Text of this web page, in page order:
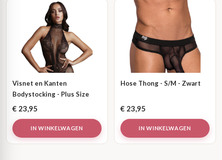
Visnet en Kanten
Bodystocking - Plus Size
€ 23,95
IN WINKELWAGEN
Hose Thong - S/M - Zwart
€ 23,95
IN WINKELWAGEN